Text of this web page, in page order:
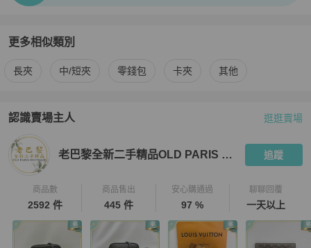
更多相似類別
更多Bottega Veneta 女士錢包 / 小皮件相似商品推薦
長夾 中/短夾 零錢包 卡夾 其他
認識賣場主人
PopChill 拍拍圈嚴選賣家 老巴黎全新二手精品OLD PARIS
逛逛賣場
老巴黎全新二手精品OLD PARIS Boutique 追蹤
商品數
2592 件
商品售出
445 件
安心購通過
97 %
聊聊回覆
一天以上